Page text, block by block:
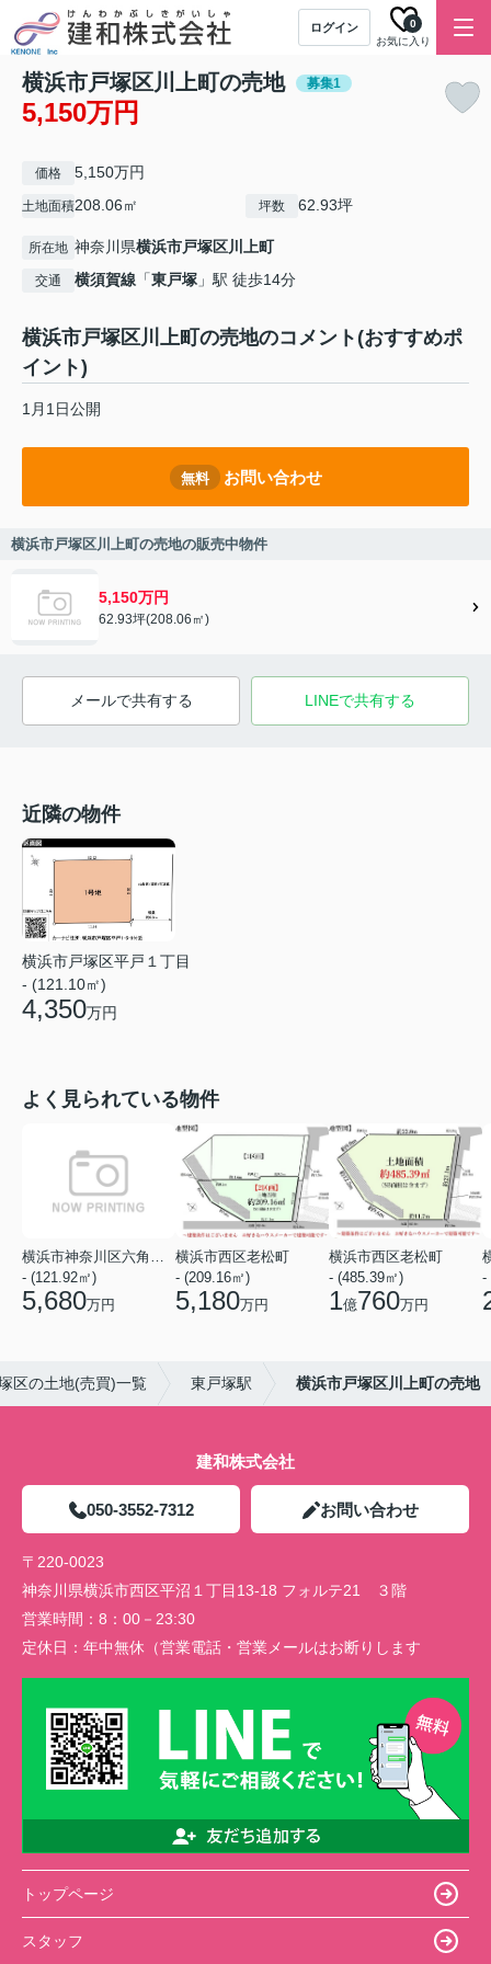
ログイン
お気に入り
0
横浜市戸塚区川上町の売地 募集1
5,150万円
価格 5,150万円
土地面積208.06㎡ 坪数 62.93坪
所在地 神奈川県横浜市戸塚区川上町
交通 横須賀線 「東戸塚 」駅 徒歩14分
横浜市戸塚区川上町の売地のコメント(おすすめポ
イント)
1月1日公開
無料 お問い合わせ
横浜市戸塚区川上町の売地の販売中物件
5,150万円
62.93坪(208.06㎡)
メールで共有する LINEで共有する
近隣の物件
横浜市戸塚区平戸１丁目
- (121.10㎡)
4,350万円
よく見られている物件
- (121.92㎡)
5,680万円
横浜市西区老松町
- (209.16㎡)
5,180万円
横浜市西区老松町
- (485.39㎡)
1億760万円
-
区の土地(売買)一覧 東戸塚駅 横浜市戸塚区川上町の売地
建和株式会社
050-3552-7312 お問い合わせ
〒220-0023
神奈川県横浜市西区平沼１丁目13-18 フォルテ21 ３階
営業時間： 8：00－23:30
定休日： 年中無休（営業電話・営業メールはお断りします
トップページ
スタッフ